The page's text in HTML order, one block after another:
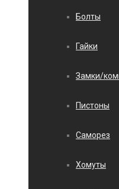
Болты
Гайки
Замки/
Пистоны
Саморез
Хомуты